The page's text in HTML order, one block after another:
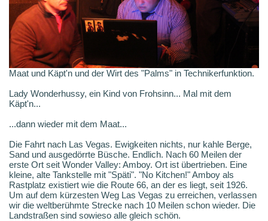
Maat und Käpt'n und der Wirt des "Palms" in Technikerfunktion.
Lady Wonderhussy, ein Kind von Frohsinn... Mal mit dem
Käpt'n...
...dann wieder mit dem Maat...
Die Fahrt nach Las Vegas. Ewigkeiten nichts, nur kahle Berge,
Sand und ausgedörrte Büsche. Endlich. Nach 60 Meilen der
erste Ort seit Wonder Valley: Amboy. Ort ist übertrieben. Eine
kleine, alte Tankstelle mit "Späti". "No Kitchen!" Amboy als
Rastplatz existiert wie die Route 66, an der es liegt, seit 1926.
Um auf dem kürzesten Weg Las Vegas zu erreichen, verlassen
wir die weltberühmte Strecke nach 10 Meilen schon wieder. Die
Landstraßen sind sowieso alle gleich schön.